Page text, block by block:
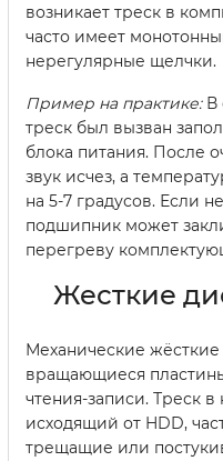
возникает треск в
часто имеет
нерегулярные щелчки.
Пример на практике:В
треск был вызван
блока питания. После
звук исчез, а
на 5-7 градусов. Если
подшипник может
перегреву
Жесткие
Механические
вращающиеся
чтения-записи. Треск
исходящий от HDD,
трещащие или